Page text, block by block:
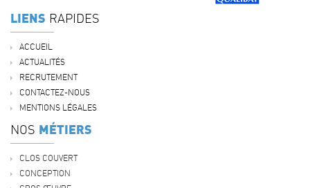
LIENS RAPIDES
ACCUEIL
ACTUALITÉS
RECRUTEMENT
CONTACTEZ-NOUS
MENTIONS LÉGALES
NOS MÉTIERS
CLOS COUVERT
CONCEPTION